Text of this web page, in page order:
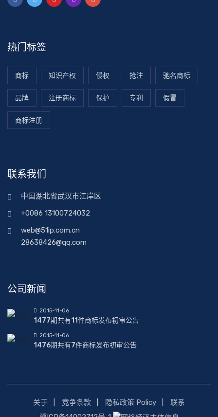
热门标签
商标 知识产权 侵权 抢注 驰名商标
品牌 注册商标 保护 专利 假冒
商标注册
联系我们
中国湖北省武汉市江岸区
+0086 13100724032
web@51ip.com.cn
28638426@qq.com
公司新闻
2015-11-06
1477期共有11件商标发布初审公告
2015-11-06
1476期共有7件商标发布初审公告
关于 竞争条款 隐私政策 Policy
联系